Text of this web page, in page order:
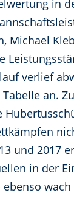
in
Michael
verlief
an.
und 2017
in der